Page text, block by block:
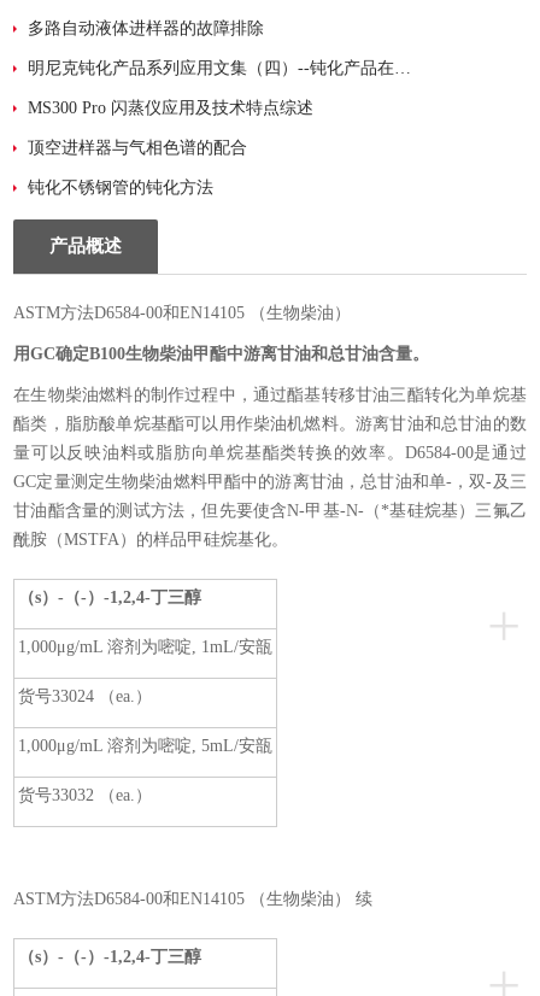
多路自动液体进样器的故障排除
明尼克钝化产品系列应用文集（四）--钝化产品在氢能源分析领域应用简况
MS300 Pro 闪蒸仪应用及技术特点综述
顶空进样器与气相色谱的配合
钝化不锈钢管的钝化方法
产品概述
ASTM方法D6584-00和EN14105 （生物柴油）
用GC确定B100生物柴油甲酯中游离甘油和总甘油含量。
在生物柴油燃料的制作过程中，通过酯基转移甘油三酯转化为单烷基
酯类，脂肪酸单烷基酯可以用作柴油机燃料。游离甘油和总甘油的数
量可以反映油料或脂肪向单烷基酯类转换的效率。D6584-00是通过
GC定量测定生物柴油燃料甲酯中的游离甘油，总甘油和单-，双-及三
甘油酯含量的测试方法，但先要使含N-甲基-N-（*基硅烷基）三氟乙
酰胺（MSTFA）的样品甲硅烷基化。
+
（s）-（-）-1,2,4-丁三醇
1,000μg/mL 溶剂为嘧啶, 1mL/安瓿
货号33024 （ea.）
1,000μg/mL 溶剂为嘧啶, 5mL/安瓿
货号33032 （ea.）
ASTM方法D6584-00和EN14105 （生物柴油） 续
（s）-（-）-1,2,4-丁三醇